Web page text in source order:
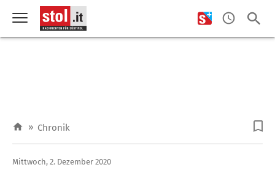
» Chronik
Mittwoch, 2. Dezember 2020